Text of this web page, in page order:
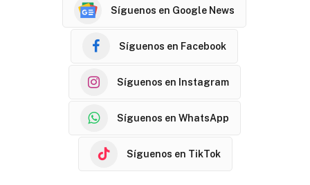
Síguenos en Google News
Síguenos en Facebook
Síguenos en Instagram
Síguenos en WhatsApp
Síguenos en TikTok